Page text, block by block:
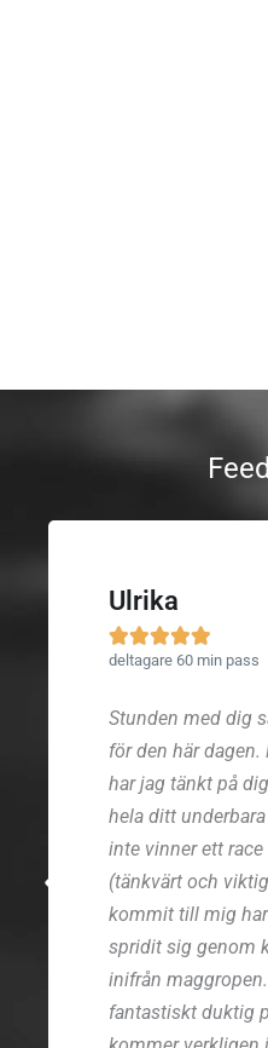
Ulrika

deltagare 60 min pass
Stunden med dig
för den här dagen.
har jag tänkt på
hela ditt
inte vinner ett
(tänkvärt och
kommit till mig
spridit sig genom
inifrån
fantastiskt duktig